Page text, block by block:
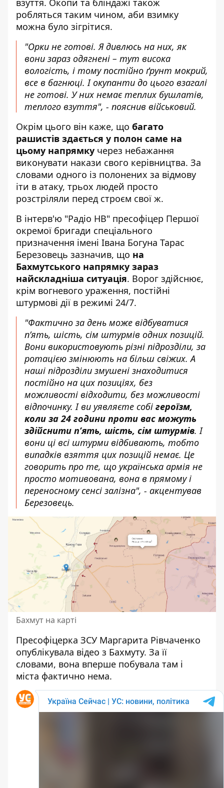
взуття. Окопи та бліндажі також
робляться таким чином, аби взимку
можна було зігрітися.
"Орки не готові. Я дивлюсь на них, як
вони зараз одягнені – тут висока
вологість, і тому постійно ґрунт мокрий,
все в багнюці. І окупанти до цього взагалі
не готові. У них немає теплих бушлатів,
теплого взуття", - пояснив військовий.
Окрім цього він каже, що багато
рашистів здається у полон саме на
цьому напрямку через небажання
виконувати накази свого керівництва. За
словами одного із полонених за відмову
іти в атаку, трьох людей просто
розстріляли перед строєм свої ж.
В інтерв'ю "Радіо НВ" пресофіцер Першої
окремої бригади спеціального
призначення імені Івана Богуна Тарас
Березовець зазначив, що на
Бахмутського напрямку зараз
найскладніша ситуація. Ворог здійснює,
крім вогневого ураження, постійні
штурмові дії в режимі 24/7.
"Фактично за день може відбуватися
п’ять, шість, сім штурмів одних позицій.
Вони використовують різні підрозділи, за
ротацією змінюють на більш свіжих. А
наші підрозділи змушені знаходитися
постійно на цих позиціях, без
можливості відходити, без можливості
відпочинку. І ви уявляєте собі героїзм,
коли за 24 години проти вас можуть
здійснити п’ять, шість, сім штурмів. І
вони ці всі штурми відбивають, тобто
випадків взяття цих позицій немає. Це
говорить про те, що українська армія не
просто мотивована, вона в прямому і
переносному сенсі залізна", - акцентував
Березовець.
Бахмут на карті
Пресофіцерка ЗСУ Маргарита Рівчаченко
опублікувала відео з Бахмуту. За її
словами, вона вперше побувала там і
міста фактично нема.